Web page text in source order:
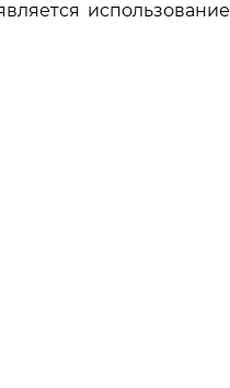
использование